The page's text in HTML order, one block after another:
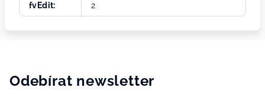
fvEdit: 2
Odebírat newsletter